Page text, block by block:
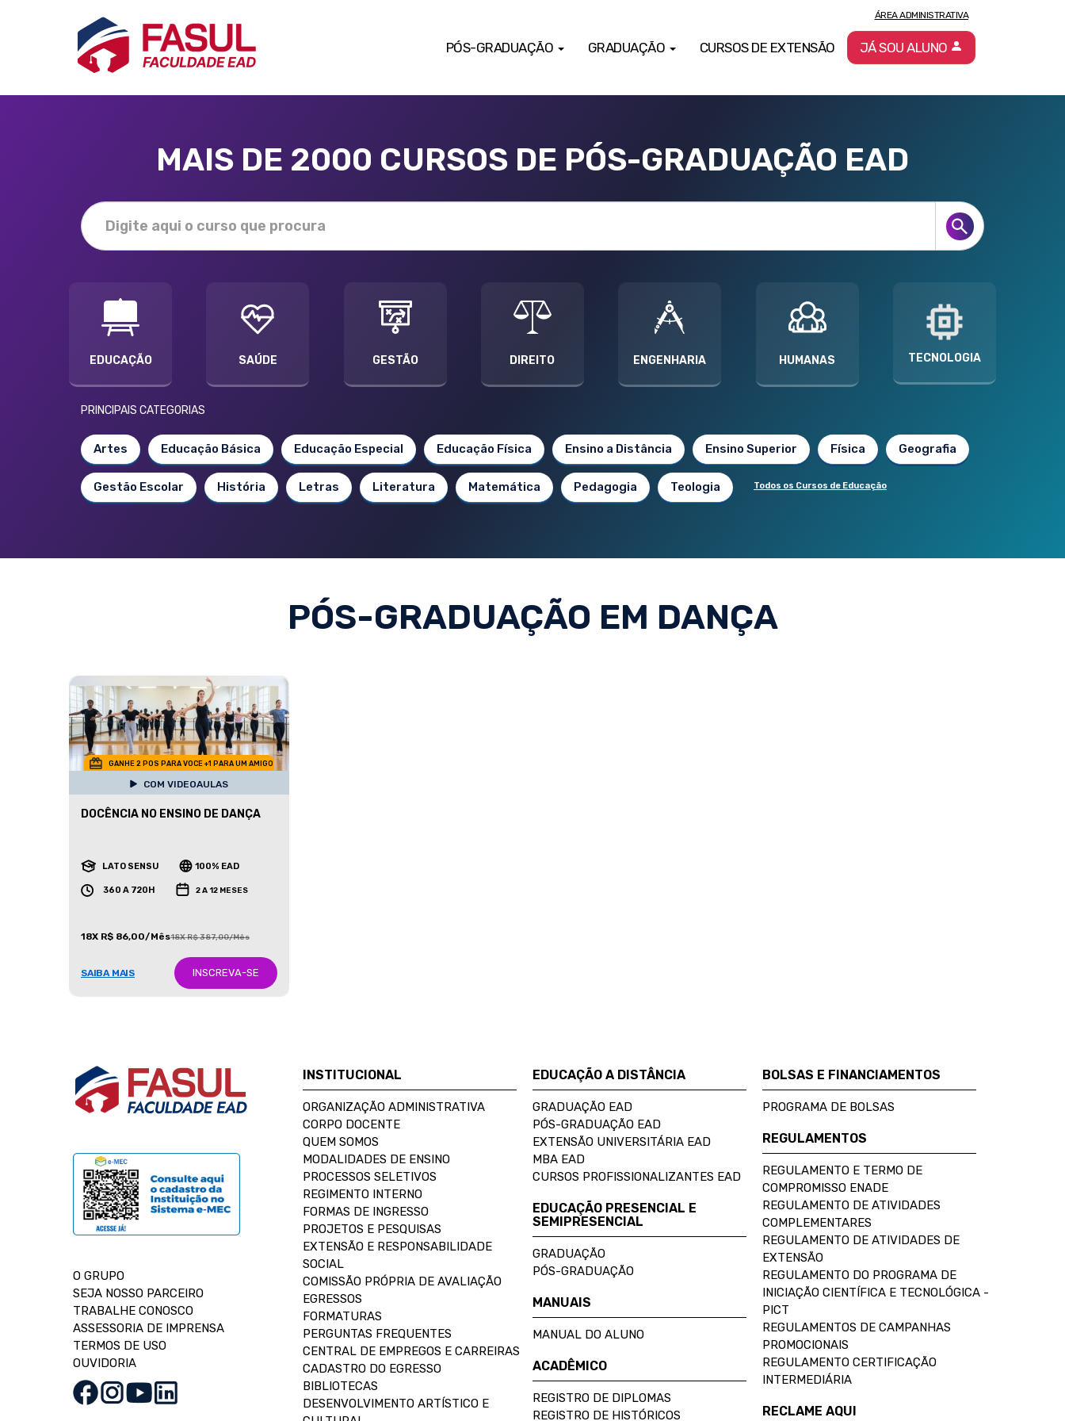
PÓS-GRADUAÇÃO GRADUAÇÃO CURSOS DE EXTENSÃO
ÁREA ADMINISTRATIVA
JÁ SOU ALUNO
MAIS DE 2000 CURSOS DE PÓS-GRADUAÇÃO EAD
EDUCAÇÃO SAÚDE GESTÃO DIREITO ENGENHARIA HUMANAS TECNOLOGIA
PRINCIPAIS CATEGORIAS
Artes Educação Básica Educação Especial Educação Física Ensino a Distância Ensino Superior Física Geografia
Gestão Escolar História Letras Literatura Matemática Pedagogia Teologia Todos os Cursos de Educação
PÓS-GRADUAÇÃO EM DANÇA
GANHE 2 POS PARA VOCE +1 PARA UM AMIGO
COM VIDEOAULAS
DOCÊNCIA NO ENSINO DE DANÇA
LATO SENSU 100% EAD
360 A 720H 2 A 12 MESES
18X R$ 86,00/Mês18X R$ 387,00/Mês
SAIBA MAIS INSCREVA-SE
O GRUPO
SEJA NOSSO PARCEIRO
TRABALHE CONOSCO
ASSESSORIA DE IMPRENSA
TERMOS DE USO
OUVIDORIA
INSTITUCIONAL
ORGANIZAÇÃO ADMINISTRATIVA
CORPO DOCENTE
QUEM SOMOS
MODALIDADES DE ENSINO
PROCESSOS SELETIVOS
REGIMENTO INTERNO
FORMAS DE INGRESSO
PROJETOS E PESQUISAS
EXTENSÃO E RESPONSABILIDADE
SOCIAL
COMISSÃO PRÓPRIA DE AVALIAÇÃO
EGRESSOS
FORMATURAS
PERGUNTAS FREQUENTES
CENTRAL DE EMPREGOS E CARREIRAS
CADASTRO DO EGRESSO
BIBLIOTECAS
DESENVOLVIMENTO ARTÍSTICO E
EDUCAÇÃO A DISTÂNCIA
GRADUAÇÃO EAD
PÓS-GRADUAÇÃO EAD
EXTENSÃO UNIVERSITÁRIA EAD
MBA EAD
CURSOS PROFISSIONALIZANTES EAD
EDUCAÇÃO PRESENCIAL E
SEMIPRESENCIAL
GRADUAÇÃO
PÓS-GRADUAÇÃO
MANUAIS
MANUAL DO ALUNO
ACADÊMICO
REGISTRO DE DIPLOMAS
REGISTRO DE HISTÓRICOS
BOLSAS E FINANCIAMENTOS
PROGRAMA DE BOLSAS
REGULAMENTOS
REGULAMENTO E TERMO DE
COMPROMISSO ENADE
REGULAMENTO DE ATIVIDADES
COMPLEMENTARES
REGULAMENTO DE ATIVIDADES DE
EXTENSÃO
REGULAMENTO DO PROGRAMA DE
INICIAÇÃO CIENTÍFICA E TECNOLÓGICA -
PICT
REGULAMENTOS DE CAMPANHAS
PROMOCIONAIS
REGULAMENTO CERTIFICAÇÃO
INTERMEDIÁRIA
RECLAME AQUI